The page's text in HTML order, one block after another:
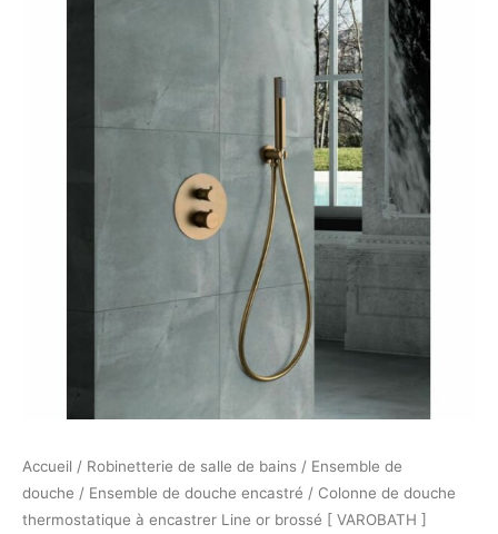
Accueil / Robinetterie de salle de bains / Ensemble de
douche / Ensemble de douche encastré / Colonne de douche
thermostatique à encastrer Line or brossé [ VAROBATH ]